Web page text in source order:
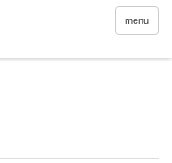
menu